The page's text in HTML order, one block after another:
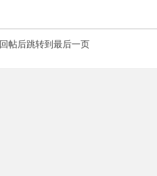
回帖后跳转到最后一页